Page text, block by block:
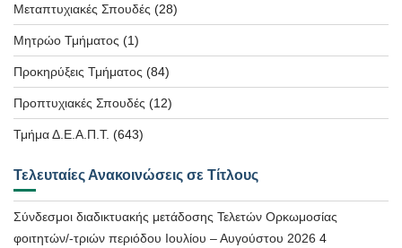
Μεταπτυχιακές Σπουδές (28)
Μητρώο Τμήματος (1)
Προκηρύξεις Τμήματος (84)
Προπτυχιακές Σπουδές (12)
Τμήμα Δ.Ε.Α.Π.Τ. (643)
Τελευταίες Ανακοινώσεις σε Τίτλους
Σύνδεσμοι διαδικτυακής μετάδοσης Τελετών Ορκωμοσίας
φοιτητών/-τριών περιόδου Ιουλίου – Αυγούστου 2026 4